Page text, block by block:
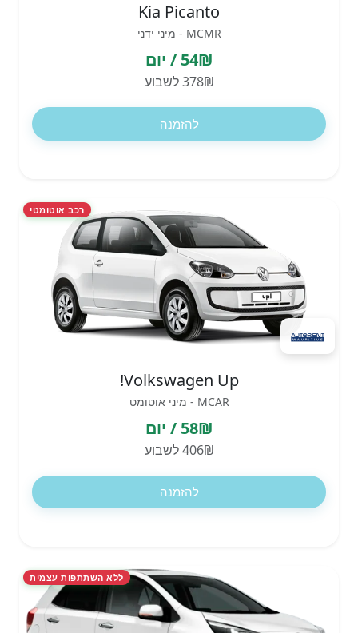
Kia Picanto
MCMR - מיני ידני
54₪ / יום
378₪ לשבוע
להזמנה
רכב אוטומטי
Volkswagen Up!
MCAR - מיני אוטומט
58₪ / יום
406₪ לשבוע
להזמנה
ללא השתתפות עצמית